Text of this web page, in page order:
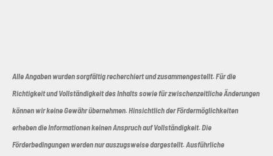
Alle Angaben wurden sorgfältig recherchiert und zusammengestellt. Für die
Richtigkeit und Vollständigkeit des Inhalts sowie für zwischenzeitliche Änderungen
können wir keine Gewähr übernehmen. Hinsichtlich der Fördermöglichkeiten
erheben die Informationen keinen Anspruch auf Vollständigkeit. Die
Förderbedingungen werden nur auszugsweise dargestellt. Ausführliche